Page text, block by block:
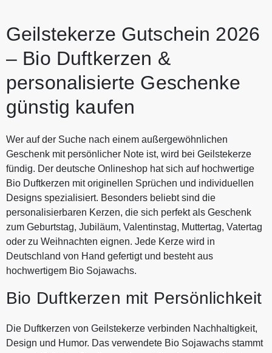
Geilstekerze Gutschein 2026
– Bio Duftkerzen &
personalisierte Geschenke
günstig kaufen
Wer auf der Suche nach einem außergewöhnlichen
Geschenk mit persönlicher Note ist, wird bei Geilstekerze
fündig. Der deutsche Onlineshop hat sich auf hochwertige
Bio Duftkerzen mit originellen Sprüchen und individuellen
Designs spezialisiert. Besonders beliebt sind die
personalisierbaren Kerzen, die sich perfekt als Geschenk
zum Geburtstag, Jubiläum, Valentinstag, Muttertag, Vatertag
oder zu Weihnachten eignen. Jede Kerze wird in
Deutschland von Hand gefertigt und besteht aus
hochwertigem Bio Sojawachs.
Bio Duftkerzen mit Persönlichkeit
Die Duftkerzen von Geilstekerze verbinden Nachhaltigkeit,
Design und Humor. Das verwendete Bio Sojawachs stammt